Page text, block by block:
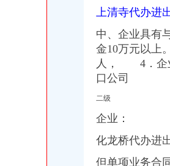
招聘信息_电话_地址-58企业名录
碎品运输价格_易碎品托运电话】-重庆赶
庆女孩服装批发-服装服饰-供求信息-中国
来西亚（单向）-重庆爱问分类
上清寺代办进
中、企业具
金10万元以
人， 4．企
口公司
二级
企业：
化龙桥代办进
但单项业务